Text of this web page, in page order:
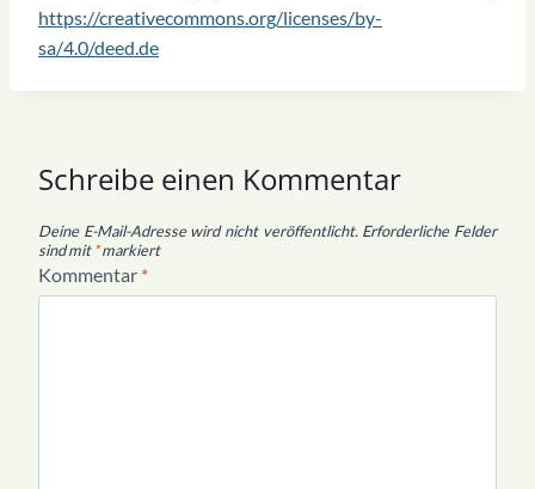
https://creativecommons.org/licenses/by-
sa/4.0/deed.de
Schreibe einen Kommentar
Deine E-Mail-Adresse wird nicht veröffentlicht. Erforderliche Felder
sind mit*markiert
Kommentar *